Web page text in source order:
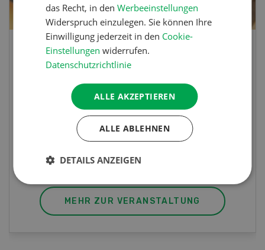
Demo Days 2026
Die Keller Forstmaschinen laden zu den
DemoDays 2026 nach Wiedlisbach zu Live-
Demonstrationen und der CH-Premiere des
neuen 8-Rad-Forwarders ein.
MEHR ZUR VERANSTALTUNG
das Recht, in denWerbeeinstellungen
Widerspruch einzulegen. Sie können Ihre
Einwilligung jederzeit in den Cookie-
Einstellungen widerrufen.
Datenschutzrichtlinie
ALLE AKZEPTIEREN
ALLE ABLEHNEN
DETAILS ANZEIGEN